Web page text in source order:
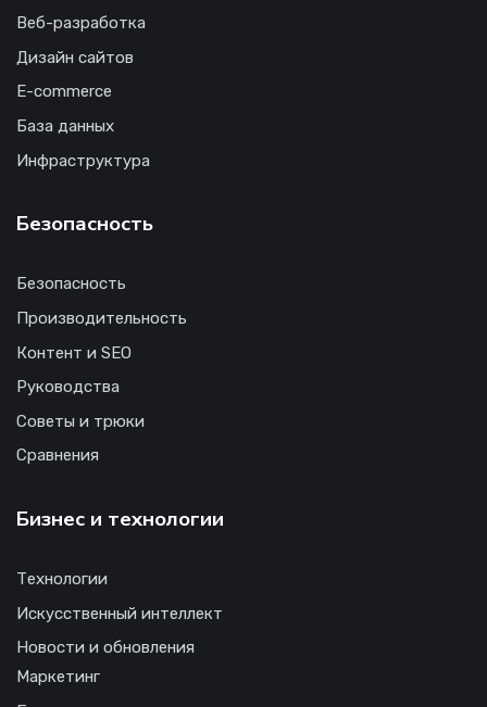
Веб-разработка
Дизайн сайтов
E-commerce
База данных
Инфраструктура
Безопасность
Безопасность
Производительность
Контент и SEO
Руководства
Советы и трюки
Сравнения
Бизнес и технологии
Технологии
Искусственный интеллект
Новости и обновления
Маркетинг